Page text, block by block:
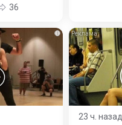
36
i
23 ч. назад